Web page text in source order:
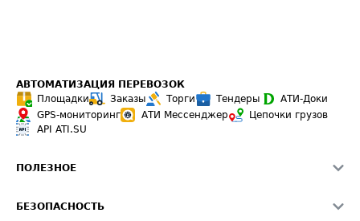
АВТОМАТИЗАЦИЯ ПЕРЕВОЗОК
Площадки
Заказы Торги Тендеры
АТИ-Доки
GPS-мониторинг
АТИ Мессенджер
Цепочки грузов
API ATI.SU
ПОЛЕЗНОЕ
БЕЗОПАСНОСТЬ